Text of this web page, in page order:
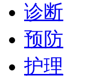
诊断
预防
护理